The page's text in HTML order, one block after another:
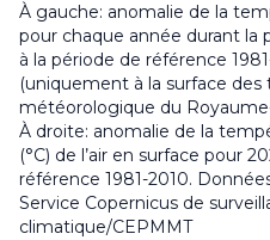
À gauche: anomalie de la
pour chaque année durant la
à la période de référence
(uniquement à la surface des
météorologique du
À droite: anomalie de la
(°C) de l’air en surface pour
référence 1981-2010.
Service Copernicus de
climatique/CEPMMT